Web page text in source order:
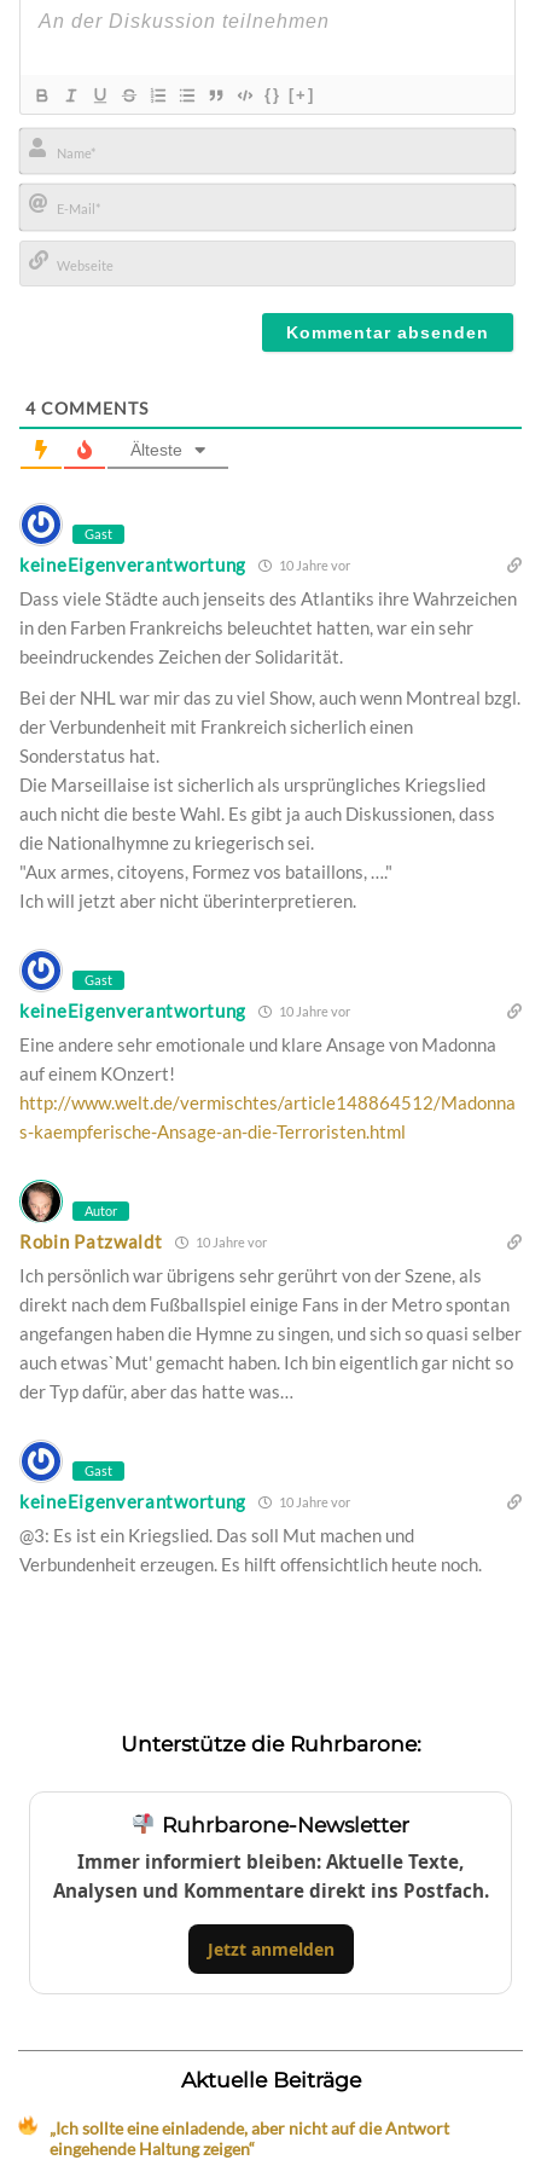
{} [+]
Name*
E-
Mail*
4 COMMENTS
Älteste
Gast
keineEigenverantwortung 10 Jahre vor
Dass viele Städte auch jenseits des Atlantiks ihre Wahrzeichen
in den Farben Frankreichs beleuchtet hatten, war ein sehr
beeindruckendes Zeichen der Solidarität.
Bei der NHL war mir das zu viel Show, auch wenn Montreal bzgl.
der Verbundenheit mit Frankreich sicherlich einen
Sonderstatus hat.
Die Marseillaise ist sicherlich als ursprüngliches Kriegslied
auch nicht die beste Wahl. Es gibt ja auch Diskussionen, dass
die Nationalhymne zu kriegerisch sei.
"Aux armes, citoyens, Formez vos bataillons, …."
Ich will jetzt aber nicht überinterpretieren.
Gast
keineEigenverantwortung 10 Jahre vor
Eine andere sehr emotionale und klare Ansage von Madonna
auf einem KOnzert!
http://www.welt.de/vermischtes/article148864512/Madonna
s-kaempferische-Ansage-an-die-Terroristen.html
Autor
Robin Patzwaldt 10 Jahre vor
Ich persönlich war übrigens sehr gerührt von der Szene, als
direkt nach dem Fußballspiel einige Fans in der Metro spontan
angefangen haben die Hymne zu singen, und sich so quasi selber
auch etwas`Mut' gemacht haben. Ich bin eigentlich gar nicht so
der Typ dafür, aber das hatte was…
Gast
keineEigenverantwortung 10 Jahre vor
@3: Es ist ein Kriegslied. Das soll Mut machen und
Verbundenheit erzeugen. Es hilft offensichtlich heute noch.
Unterstütze die Ruhrbarone:
Ruhrbarone-Newsletter
Immer informiert bleiben: Aktuelle Texte,
Analysen und Kommentare direkt ins Postfach.
Jetzt anmelden
Aktuelle Beiträge
„Ich sollte eine einladende, aber nicht auf die Antwort
eingehende Haltung zeigen“